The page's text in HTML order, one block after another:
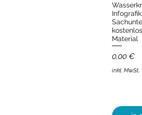
Material
Preis
0,00 €
inkl. MwSt.